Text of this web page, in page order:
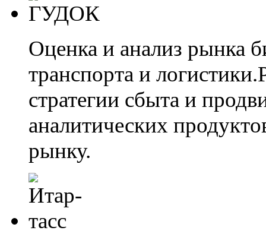
Оценка и анализ рынка
транспорта и
стратегии сбыта и
аналитических
рынку.